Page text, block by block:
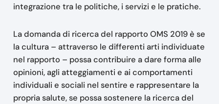
integrazione tra le politiche, i servizi e le pratiche.
La domanda di ricerca del rapporto OMS 2019 è se
la cultura – attraverso le differenti arti individuate
nel rapporto – possa contribuire a dare forma alle
opinioni, agli atteggiamenti e ai comportamenti
individuali e sociali nel sentire e rappresentare la
propria salute, se possa sostenere la ricerca del